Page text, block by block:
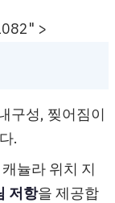
>
구성, 찢어짐이
.
뉼라 위치 지
저항을 제공합